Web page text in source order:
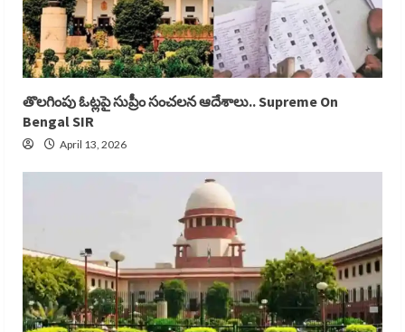
తొలగింపు ఓట్లపై సుప్రీం సంచలన ఆదేశాలు.. Supreme On
Bengal SIR
April 13, 2026